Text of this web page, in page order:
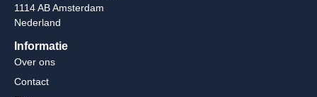
1114 AB Amsterdam
Nederland
Informatie
Over ons
Contact